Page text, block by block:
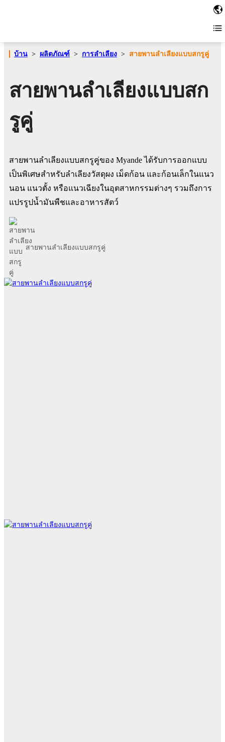
บ้าน > ผลิตภัณฑ์ > การลำเลียง > สายพานลำเลียงแบบสกรูคู่
สายพานลำเลียงแบบสก
รูคู่
สายพานลำเลียงแบบสกรูคู่ของ Myande ได้รับการออกแบบ
เป็นพิเศษสำหรับลำเลียงวัสดุผง เม็ดก้อน และก้อนเล็กในแนว
นอน แนวตั้ง หรือแนวเฉียงในอุตสาหกรรมต่างๆ รวมถึงการ
แปรรูปน้ำมันพืชและอาหารสัตว์
สายพานลำเลียงแบบสกรูคู่